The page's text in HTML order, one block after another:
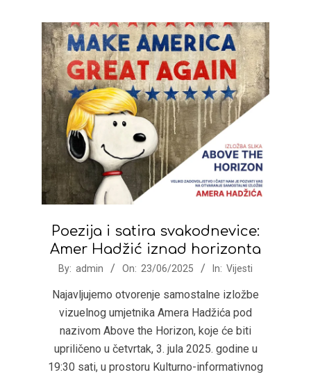
Poezija i satira svakodnevice:
Amer Hadžić iznad horizonta
2025-
23
By: admin On: 23/06/2025 In: Vijesti
Najavljujemo otvorenje samostalne izložbe
vizuelnog umjetnika Amera Hadžića pod
nazivom Above the Horizon, koje će biti
upriličeno u četvrtak, 3. jula 2025. godine u
19:30 sati, u prostoru Kulturno-informativnog